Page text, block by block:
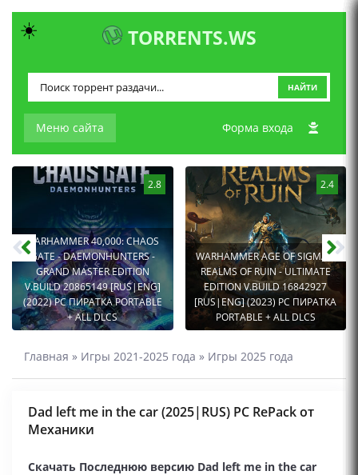
TORRENTS.WS
Меню сайта
НАЙТИ
Форма входа
2.8
WARHAMMER 40,000: CHAOS
GATE - DAEMONHUNTERS -
GRAND MASTER EDITION
V.BUILD 20865149 [RUS|ENG]
(2022) PC ПИРАТКА PORTABLE
+ ALL DLCS
2.4
WARHAMMER AGE OF SIGMAR:
REALMS OF RUIN - ULTIMATE
EDITION V.BUILD 16842927
[RUS|ENG] (2023) PC ПИРАТКА
PORTABLE + ALL DLCS
Главная » Игры 2021-2025 года » Игры 2025 года
Dad left me in the car (2025|RUS) PC RePack от
Механики
Скачать Последнюю версию Dad left me in the car
☀️